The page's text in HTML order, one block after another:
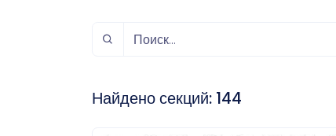
игровой спорт
Найдено секций: 144